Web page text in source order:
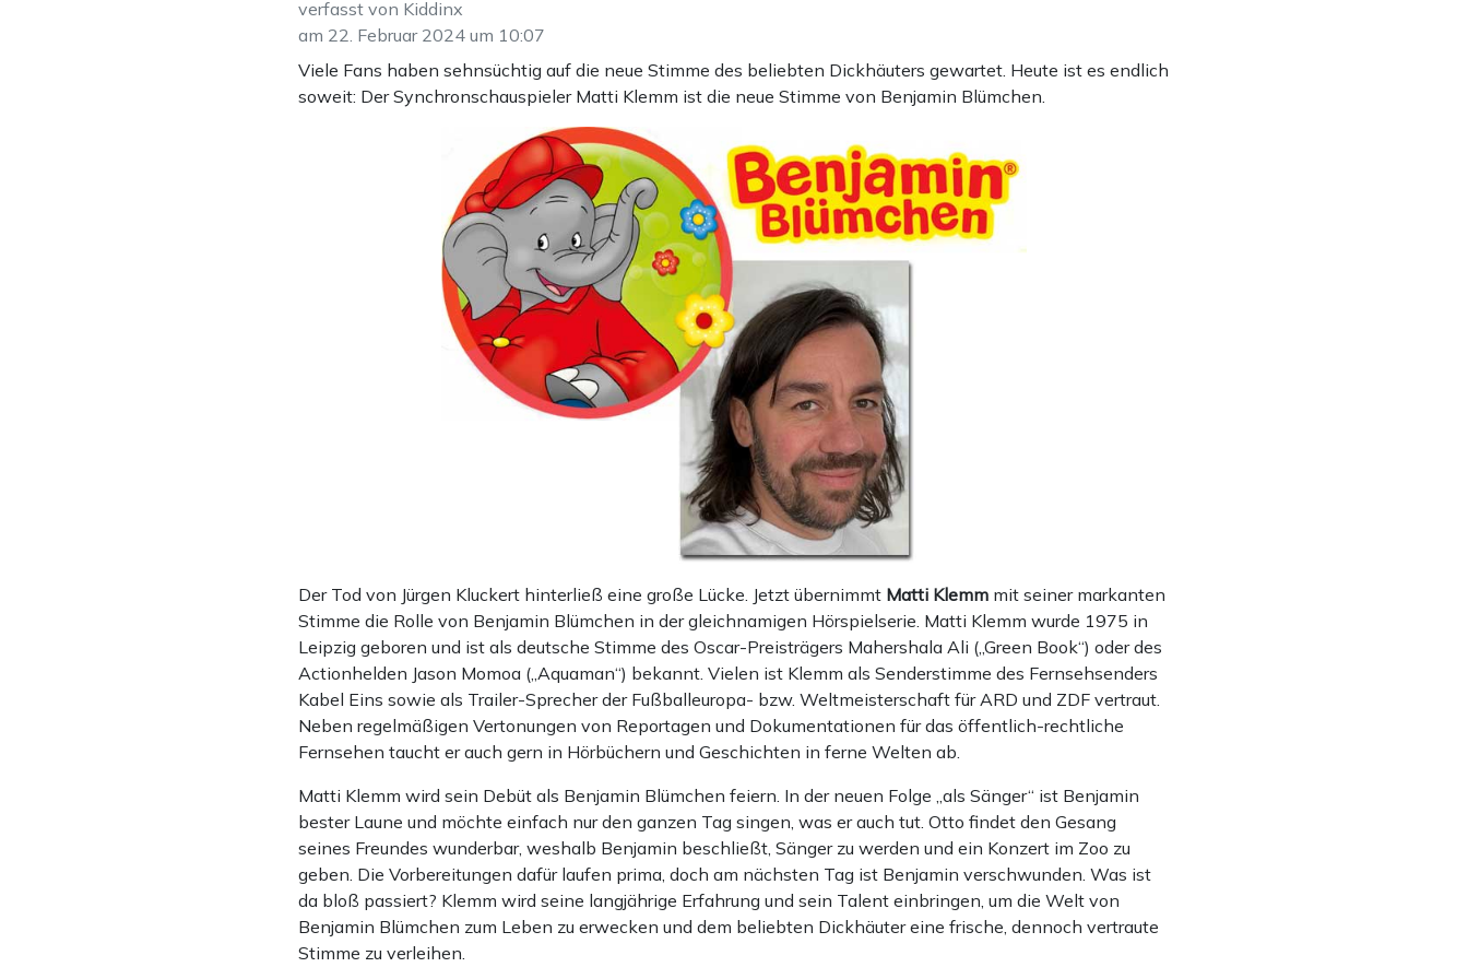
verfasst von Kiddinx
am 22. Februar 2024 um 10:07
Viele Fans haben sehnsüchtig auf die neue Stimme des beliebten Dickhäuters gewartet. Heute ist es endlich
soweit: Der Synchronschauspieler Matti Klemm ist die neue Stimme von Benjamin Blümchen.
Der Tod von Jürgen Kluckert hinterließ eine große Lücke. Jetzt übernimmt Matti Klemmmit seiner markanten
Stimme die Rolle von Benjamin Blümchen in der gleichnamigen Hörspielserie. Matti Klemm wurde 1975 in
Leipzig geboren und ist als deutsche Stimme des Oscar-Preisträgers Mahershala Ali („Green Book“) oder des
Actionhelden Jason Momoa („Aquaman“) bekannt. Vielen ist Klemm als Senderstimme des Fernsehsenders
Kabel Eins sowie als Trailer-Sprecher der Fußballeuropa- bzw. Weltmeisterschaft für ARD und ZDF vertraut.
Neben regelmäßigen Vertonungen von Reportagen und Dokumentationen für das öffentlich-rechtliche
Fernsehen taucht er auch gern in Hörbüchern und Geschichten in ferne Welten ab.
Matti Klemm wird sein Debüt als Benjamin Blümchen feiern. In der neuen Folge „als Sänger“ ist Benjamin
bester Laune und möchte einfach nur den ganzen Tag singen, was er auch tut. Otto findet den Gesang
seines Freundes wunderbar, weshalb Benjamin beschließt, Sänger zu werden und ein Konzert im Zoo zu
geben. Die Vorbereitungen dafür laufen prima, doch am nächsten Tag ist Benjamin verschwunden. Was ist
da bloß passiert? Klemm wird seine langjährige Erfahrung und sein Talent einbringen, um die Welt von
Benjamin Blümchen zum Leben zu erwecken und dem beliebten Dickhäuter eine frische, dennoch vertraute
Stimme zu verleihen.